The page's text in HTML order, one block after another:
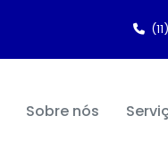
Sobre nós